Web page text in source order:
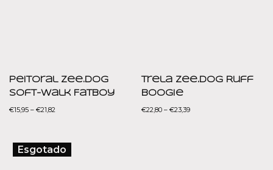
Peitoral Zee.dog
Soft-Walk Fatboy
€15,95 – €21,82
Trela Zee.dog Ruff
Boogie
€22,80 – €23,39
Esgotado